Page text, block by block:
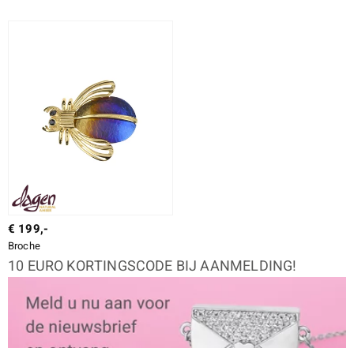
€ 199,-
Broche
10 EURO KORTINGSCODE BIJ AANMELDING!